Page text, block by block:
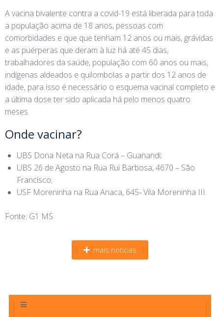
A vacina bivalente contra a covid-19 está liberada para toda
a população acima de 18 anos, pessoas com
comorbidades e que que tenham 12 anos ou mais, grávidas
e as puérperas que deram à luz há até 45 dias,
trabalhadores da saúde, população com 60 anos ou mais,
indígenas aldeados e quilombolas a partir dos 12 anos de
idade, para isso é necessário o esquema vacinal completo e
a última dose ter sido aplicada há pelo menos quatro
meses.
Onde vacinar?
UBS Dona Neta na Rua Corá – Guanandi;
UBS 26 de Agosto na Rua Rui Barbosa, 4670 – São
Francisco;
USF Moreninha na Rua Anaca, 645- Vila Moreninha III.
Fonte: G1 MS
mais notícias